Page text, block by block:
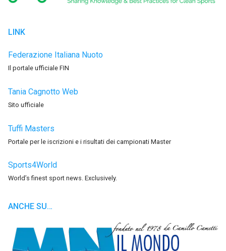
LINK
Federazione Italiana Nuoto
Il portale ufficiale FIN
Tania Cagnotto Web
Sito ufficiale
Tuffi Masters
Portale per le iscrizioni e i risultati dei campionati Master
Sports4World
World’s finest sport news. Exclusively.
ANCHE SU…